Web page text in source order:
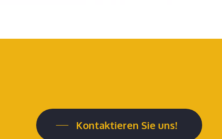
Kontaktieren Sie uns!